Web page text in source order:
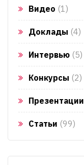
Видео (1)
Доклады (4)
Интервью (5)
Конкурсы (2)
Презентации
Статьи (99)